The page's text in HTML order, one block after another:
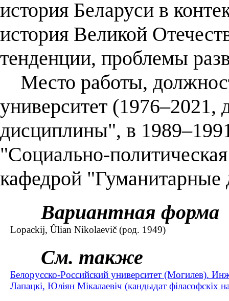
история Беларуси в
история Великой
тенденции, проблемы
Место работы,
университет
дисциплины", в
"Социально-
кафедрой
Вариантная форма
Lopackij, Ûlian Nikolaevič (род. 1949)
См. также
Белорусско-Российский университет (Могилев).
Лапацкі, Юліян Мікалаевіч (кандыдат філасофскіх